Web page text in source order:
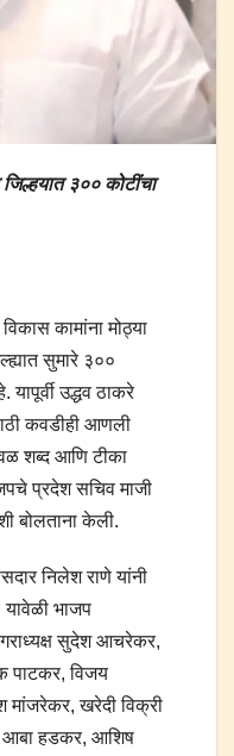
३०० कोटींचा
कामांना मोठ्या
सुमारे ३००
उद्धव ठाकरे
कवडीही आणली
शब्द आणि टीका
प्रदेश सचिव माजी
बोलताना केली.
निलेश राणे यांनी
यावेळी भाजप
सुदेश आचरेकर,
पाटकर, विजय
खरेदी विक्री
आबा हडकर, आशिष